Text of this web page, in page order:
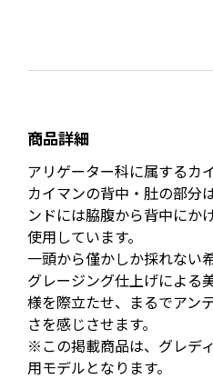
商品詳細
アリゲーター科に属するカ
カイマンの背中・肚の部分
ンドには脇腹から背中にか
使用しています。
一頭から僅かしか採れない
グレージング仕上げによる
様を際立たせ、まるでアン
さを感じさせます。
※この掲載商品は、グレデ
用モデルとなります。